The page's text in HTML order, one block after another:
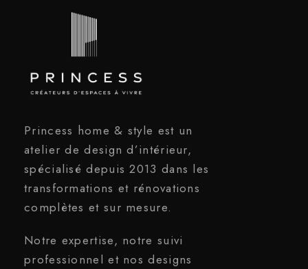
Princess home & style est un
atelier de design d’intérieur,
spécialisé depuis 2013 dans les
transformations et rénovations
complètes et sur mesure.
Notre expertise, notre suivi
professionnel et nos designs